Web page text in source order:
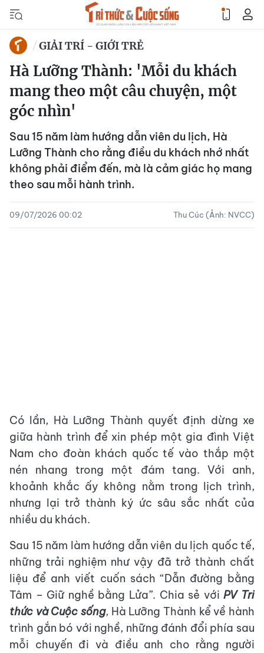
GIẢI TRÍ - GIỚI TRẺ
Hà Lưỡng Thành: 'Mỗi du khách
mang theo một câu chuyện, một
góc nhìn'
Sau 15 năm làm hướng dẫn viên du lịch, Hà
Lưỡng Thành cho rằng điều du khách nhớ nhất
không phải điểm đến, mà là cảm giác họ mang
theo sau mỗi hành trình.
09/07/2026 00:02 Thu Cúc (Ảnh: NVCC)
Có lần, Hà Lưỡng Thành quyết định dừng xe
giữa hành trình để xin phép một gia đình Việt
Nam cho đoàn khách quốc tế vào thắp một
nén nhang trong một đám tang. Với anh,
khoảnh khắc ấy không nằm trong lịch trình,
nhưng lại trở thành ký ức sâu sắc nhất của
nhiều du khách.
Sau 15 năm làm hướng dẫn viên du lịch quốc tế,
những trải nghiệm như vậy đã trở thành chất
liệu để anh viết cuốn sách “Dẫn đường bằng
Tâm – Giữ nghề bằng Lửa”. Chia sẻ vớiPV Tri
thức và Cuộc sống, Hà Lưỡng Thành kể về hành
trình gắn bó với nghề, những đánh đổi phía sau
mỗi chuyến đi và điều anh cho rằng người